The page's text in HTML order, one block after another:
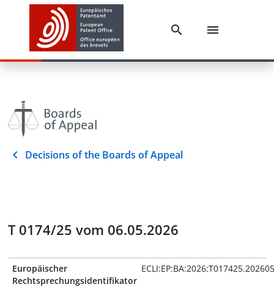
Decisions of the Boards of Appeal
T 0174/25 vom 06.05.2026
Europäischer
Rechtsprechungsidentifikator